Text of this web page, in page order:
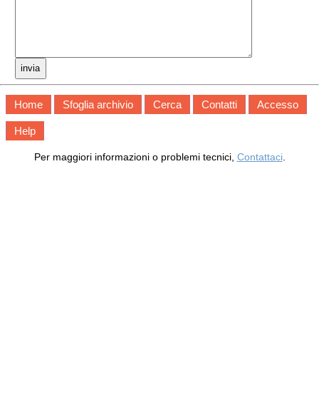
Home Sfoglia archivio Cerca Contatti Accesso
Help
Per maggiori informazioni o problemi tecnici, Contattaci.